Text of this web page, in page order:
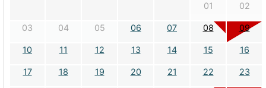
01 02
03 04 05 06 07 08 09
10 11 12 13 14 15 16
17 18 19 20 21 22 23